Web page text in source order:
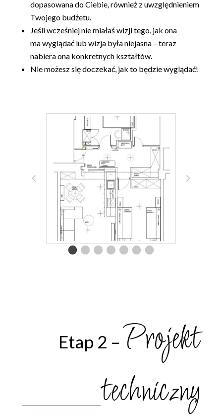
dopasowana do Ciebie, również z uwzględnieniem
Twojego budżetu.
Jeśli wcześniej nie miałaś wizji tego, jak ona
ma wyglądać lub wizja była niejasna – teraz
nabiera ona konkretnych kształtów.
Nie możesz się doczekać, jak to będzie wyglądać!
Etap 2 – Projekt
techniczny